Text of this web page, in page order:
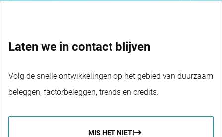
Laten we in contact blijven
Volg de snelle ontwikkelingen op het gebied van duurzaam
beleggen, factorbeleggen, trends en credits.
MIS HET NIET!